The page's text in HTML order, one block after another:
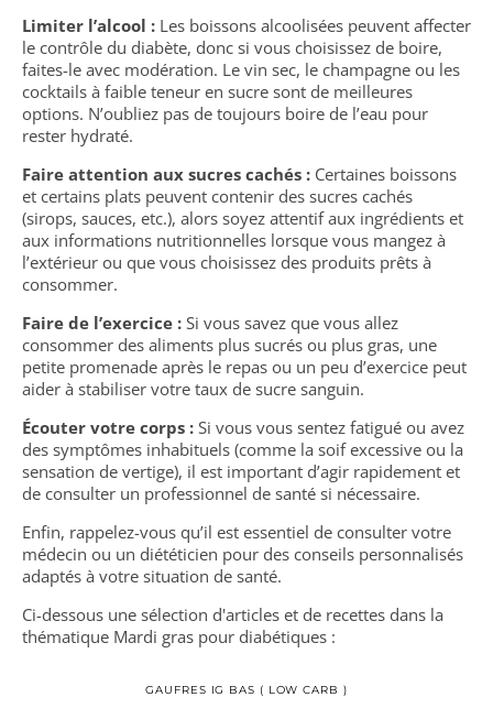
Limiter l’alcool : Les boissons alcoolisées peuvent affecter
le contrôle du diabète, donc si vous choisissez de boire,
faites-le avec modération. Le vin sec, le champagne ou les
cocktails à faible teneur en sucre sont de meilleures
options. N’oubliez pas de toujours boire de l’eau pour
rester hydraté.
Faire attention aux sucres cachés : Certaines boissons
et certains plats peuvent contenir des sucres cachés
(sirops, sauces, etc.), alors soyez attentif aux ingrédients et
aux informations nutritionnelles lorsque vous mangez à
l’extérieur ou que vous choisissez des produits prêts à
consommer.
Faire de l’exercice : Si vous savez que vous allez
consommer des aliments plus sucrés ou plus gras, une
petite promenade après le repas ou un peu d’exercice peut
aider à stabiliser votre taux de sucre sanguin.
Écouter votre corps : Si vous vous sentez fatigué ou avez
des symptômes inhabituels (comme la soif excessive ou la
sensation de vertige), il est important d’agir rapidement et
de consulter un professionnel de santé si nécessaire.
Enfin, rappelez-vous qu’il est essentiel de consulter votre
médecin ou un diététicien pour des conseils personnalisés
adaptés à votre situation de santé.
Ci-dessous une sélection d'articles et de recettes dans la
thématique Mardi gras pour diabétiques :
GAUFRES IG BAS ( LOW CARB )